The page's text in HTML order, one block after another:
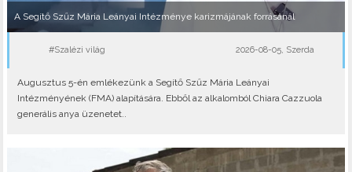
A Segítő Szűz Mária Leányai Intézménye karizmájának forrásánál
#Szalézi világ 2026-08-05, Szerda
Augusztus 5-én emlékezünk a Segítő Szűz Mária Leányai
Intézményének (FMA) alapítására. Ebből az alkalomból Chiara Cazzuola
generális anya üzenetet..